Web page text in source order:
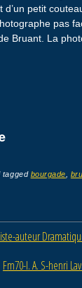
d’un petit
pas
Bruant. La
tagged bourgade
auteur
Fm70-l. A. S-henri